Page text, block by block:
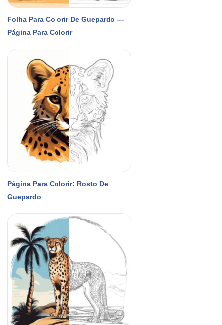
Folha Para Colorir De Guepardo —
Página Para Colorir
Página Para Colorir: Rosto De
Guepardo